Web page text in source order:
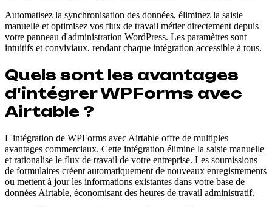
Automatisez la synchronisation des données, éliminez la saisie
manuelle et optimisez vos flux de travail métier directement depuis
votre panneau d'administration WordPress. Les paramètres sont
intuitifs et conviviaux, rendant chaque intégration accessible à tous.
Quels sont les avantages
d'intégrer WPForms avec
Airtable ?
L'intégration de WPForms avec Airtable offre de multiples
avantages commerciaux. Cette intégration élimine la saisie manuelle
et rationalise le flux de travail de votre entreprise. Les soumissions
de formulaires créent automatiquement de nouveaux enregistrements
ou mettent à jour les informations existantes dans votre base de
données Airtable, économisant des heures de travail administratif.